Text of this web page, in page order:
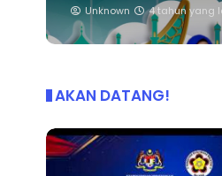
Unknown 4 tahun yang
AKAN DATANG!